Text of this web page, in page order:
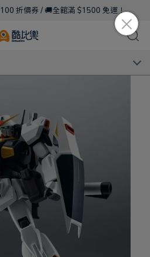
折價券 / 🚚全館滿 $1500 免運！